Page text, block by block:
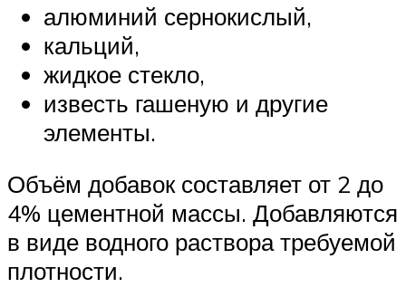
алюминий сернокислый,
кальций,
жидкое стекло,
известь гашеную и другие
элементы.
Объём добавок составляет от 2 до
4% цементной массы. Добавляются
в виде водного раствора требуемой
плотности.